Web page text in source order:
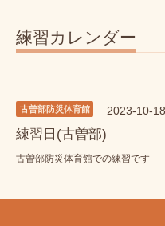
練習カレンダー
古曽部防災体育館 2023-10-
練習日(古曽部)
古曽部防災体育館での練習です